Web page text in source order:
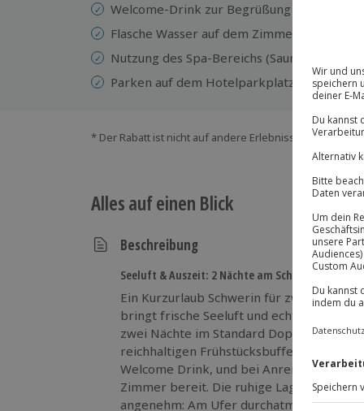
Welcome-Drink zur Begrüßung
Flasche Wasser auf dem Zimmer bei Anreise
Nutzung des Spa-Bereichs (Sauna gegen
Parken auf dem Hotelparkplatz (nach
* Der Rabatt ist nicht auf andere Erlebnisse bei der
Alles auf einen Blick
Beschreibung
Seeluft & Auszeit: 2 Nächte am Schweriner See
Ein Kurzurlaub Schwerin für zwei mit 2
bringt frische Seeluft und echte Auszeit
zwei Nächte im Standard
reichhaltigen Frühstücksbuffet in den
Welcome Drink, und bei Anreise steht
Zimmer bereit. Die ruhige Lage macht
angenehm: Am Ufer durchatmen, den